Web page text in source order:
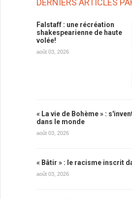
DERNIERS ARTICLES
Falstaff : une récréation
shakespearienne de haute
volée!
août 03, 2026
« La vie de Bohème » :
dans le monde
août 03, 2026
« Bâtir » : le racisme inscrit
août 03, 2026